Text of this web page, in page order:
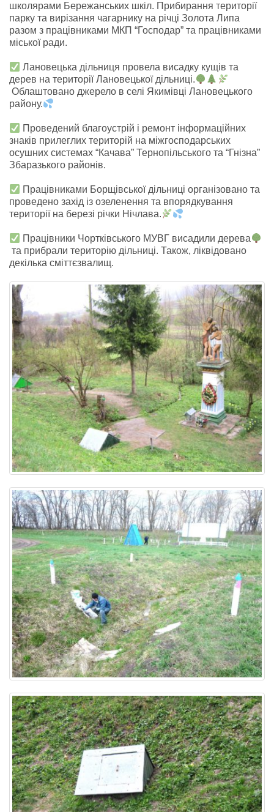
школярами Бережанських шкіл. Прибирання території
парку та вирізання чагарнику на річці Золота Липа
разом з працівниками МКП “Господар” та працівниками
міської ради.
Лановецька дільниця провела висадку кущів та
дерев на території Лановецької дільниці.
Облаштовано джерело в селі Якимівці Лановецького
району.
Проведений благоустрій і ремонт інформаційних
знаків прилеглих територій на міжгосподарських
осушних системах “Качава” Тернопільського та “Гнізна”
Збаразького районів.
Працівниками Борщівської дільниці організовано та
проведено захід із озеленення та впорядкування
території на березі річки Нічлава.
Працівники Чортківського МУВГ висадили дерева
та прибрали територію дільниці. Також, ліквідовано
декілька сміттєзвалищ.